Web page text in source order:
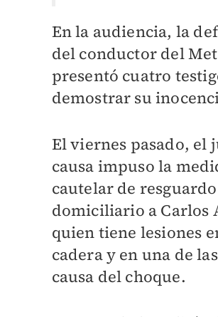
En la audiencia, la
del conductor del
presentó cuatro
demostrar su
El viernes pasado, el
causa impuso la
cautelar de resguardo
domiciliario a Carlos
quien tiene lesiones
cadera y en una de
causa del choque.